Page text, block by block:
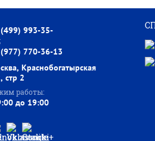
993-35-
770-36-13
Краснобогатырская
стр 2
работы:
до 19:00